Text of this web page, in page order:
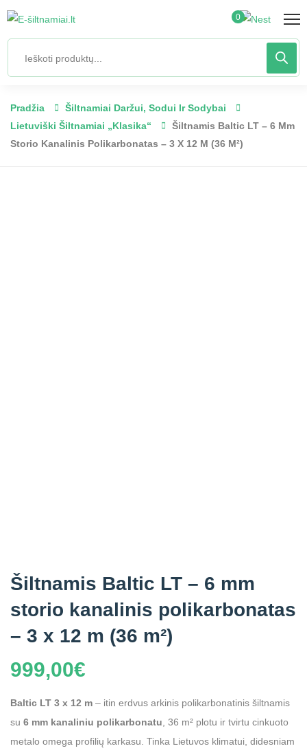
0
Pradžia
Šiltnamiai Daržui, Sodui Ir Sodybai
Lietuviški Šiltnamiai „Klasika“
Šiltnamis Baltic LT – 6 Mm
Storio Kanalinis Polikarbonatas – 3 X 12 M (36 M²)
Šiltnamis Baltic LT – 6 mm
storio kanalinis polikarbonatas
– 3 x 12 m (36 m²)
999,00€
Baltic LT 3 x 12 m – itin erdvus arkinis polikarbonatinis šiltnamis
su 6 mm kanaliniu polikarbonatu , 36 m² plotu ir tvirtu cinkuoto
metalo omega profilių karkasu. Tinka Lietuvos klimatui, didesniam